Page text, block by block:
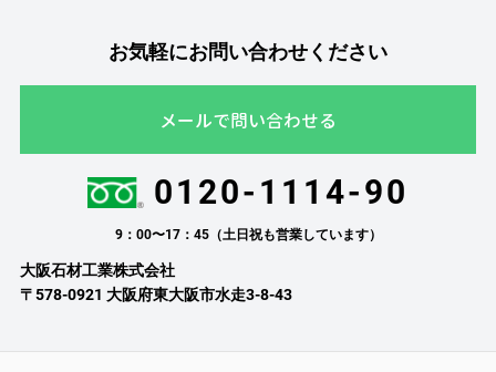
お気軽にお問い合わせください
メールで問い合わせる
0120-1114-90
9：00〜17：45（土日祝も営業しています）
大阪石材工業株式会社
〒578-0921 大阪府東大阪市水走3-8-43